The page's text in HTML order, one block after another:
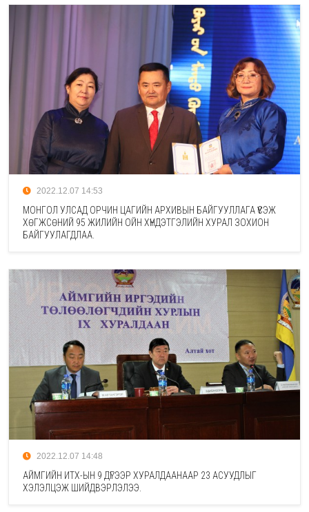
2022.12.07 14:53
МОНГОЛ УЛСАД ОРЧИН ЦАГИЙН АРХИВЫН БАЙГУУЛЛАГА ҮҮСЭЖ
ХӨГЖСӨНИЙ 95 ЖИЛИЙН ОЙН ХҮНДЭТГЭЛИЙН ХУРАЛ ЗОХИОН
БАЙГУУЛАГДЛАА.
2022.12.07 14:48
АЙМГИЙН ИТХ-ЫН 9 ДҮГЭЭР ХУРАЛДААНААР 23 АСУУДЛЫГ
ХЭЛЭЛЦЭЖ ШИЙДВЭРЛЭЛЭЭ.